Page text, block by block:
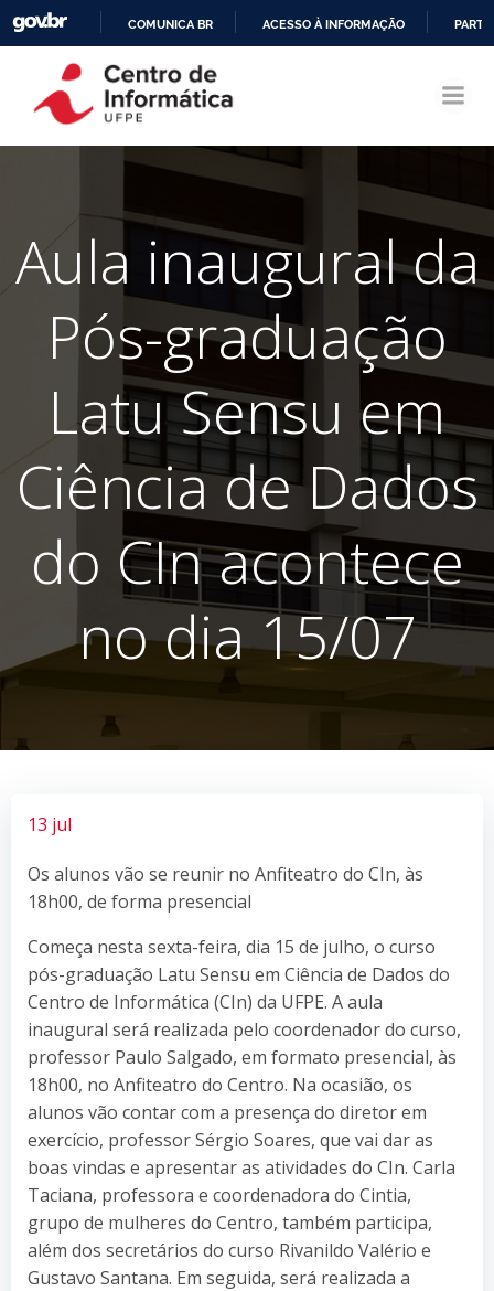
CONTEÚDO
COMUNICA BR ACESSO À INFORMAÇÃO
Aula inaugural da
Pós-graduação
Latu Sensu em
Ciência de Dados
do CIn acontece
no dia 15/07
13 jul
Os alunos vão se reunir no Anfiteatro do CIn, às
18h00, de forma presencial
Começa nesta sexta-feira, dia 15 de julho, o curso
pós-graduação Latu Sensu em Ciência de Dados do
Centro de Informática (CIn) da UFPE. A aula
inaugural será realizada pelo coordenador do curso,
professor Paulo Salgado, em formato presencial, às
18h00, no Anfiteatro do Centro. Na ocasião, os
alunos vão contar com a presença do diretor em
exercício, professor Sérgio Soares, que vai dar as
boas vindas e apresentar as atividades do CIn. Carla
Taciana, professora e coordenadora do Cintia,
grupo de mulheres do Centro, também participa,
além dos secretários do curso Rivanildo Valério e
Gustavo Santana. Em seguida, será realizada a